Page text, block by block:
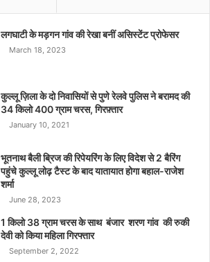
लगघाटी के मड़गन गांव की रेखा बनीं असिस्टेंट प्रोफेसर
March 18, 2023
कुल्लू ज़िला के दो निवासियों से पुणे रेलवे पुलिस ने बरामद की
34 किलो 400 ग्राम चरस, गिरफ़्तार
January 10, 2021
भूतनाथ बैली ब्रिज की रिपेयरिंग के लिए विदेश से 2 बैरिंग
पहुंचे कुल्लू लोढ़ टैस्ट के बाद यातायात होगा बहाल-राजेश
शर्मा
June 28, 2023
1 किलो 38 ग्राम चरस के साथ बंजार शरण गांव की रुकी
देवी को किया महिला गिरफ्तार
September 2, 2022